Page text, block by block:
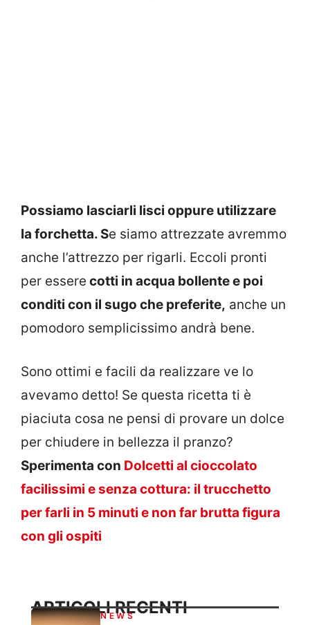
Possiamo lasciarli lisci oppure utilizzare
la forchetta. Se siamo attrezzate avremmo
anche l’attrezzo per rigarli. Eccoli pronti
per essere cotti in acqua bollente e poi
conditi con il sugo che preferite, anche un
pomodoro semplicissimo andrà bene.
Sono ottimi e facili da realizzare ve lo
avevamo detto! Se questa ricetta ti è
piaciuta cosa ne pensi di provare un dolce
per chiudere in bellezza il pranzo?
Sperimenta con Dolcetti al cioccolato
facilissimi e senza cottura: il trucchetto
per farli in 5 minuti e non far brutta figura
con gli ospiti
ARTICOLI RECENTI
NEWS